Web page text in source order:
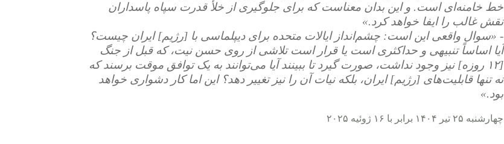
خط خامنه‌ای است. و این بدان معناست که برای جلوگیری از خلأ قدرت سپاه پاسداران
نقش غالب را ایفا خواهد کرد.»
- «سوال واقعی این است: چشم‌انداز ایالات متحده برای دیپلماسی با [رژیم] ایران چیست؟
آیا اساساً تنبیهی و حداکثری است یا قرار است تلاشی از روی حسن نیت، که قبل از جنگ
[۱۲ روزه] نیز وجود نداشت، صورت گیرد تا ببینند آیا می‌توانند به یک توافق موقت برسند که
نه تنها قابلیت‌های [رژیم] ایران، بلکه نیات آن را نیز تغییر دهد؟ این اما کار دشواری خواهد
بود.»
چهارشنبه ۲۵ تیر ۱۴۰۴ برابر با ۱۶ ژوئیه ۲۰۲۵